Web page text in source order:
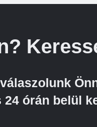
órán belül